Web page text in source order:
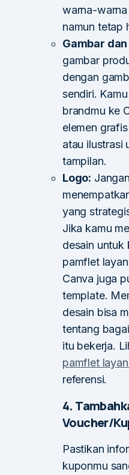
warna-
namun tetap
Gambar
gambar
dengan
sendiri.
brandmu ke
elemen
atau ilustrasi
tampilan.
Logo:
yang
Jika kamu
desain untuk
pamflet
Canva juga
template.
desain bisa
tentang
itu bekerja.
pamflet
referensi.
4.
Voucher/
Pastikan
kuponmu